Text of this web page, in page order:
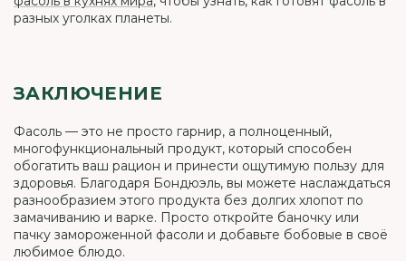
разных уголках планеты.
ЗАКЛЮЧЕНИЕ
Фасоль — это не просто гарнир, а полноценный,
многофункциональный продукт, который способен
обогатить ваш рацион и принести ощутимую пользу для
здоровья. Благодаря Бондюэль, вы можете наслаждаться
разнообразием этого продукта без долгих хлопот по
замачиванию и варке. Просто откройте баночку или
пачку замороженной фасоли и добавьте бобовые в своё
любимое блюдо.